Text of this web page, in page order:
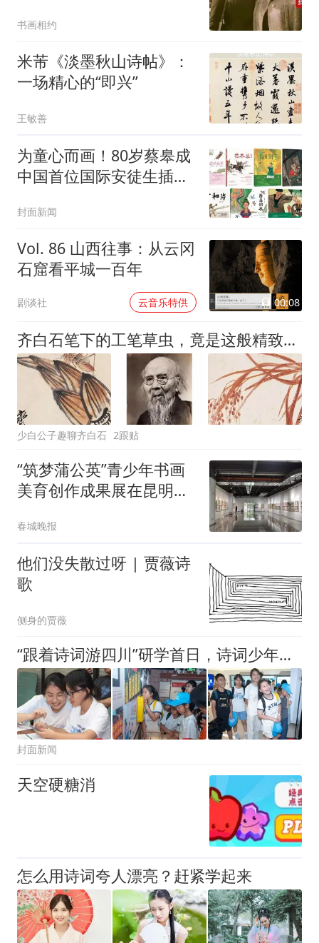
板至极，行书不足观？
书画相约
米芾《淡墨秋山诗帖》：
一场精心的“即兴”
王敏善
为童心而画！80岁蔡皋成
中国首位国际安徒生插画
封面新闻
Vol. 86 山西往事：从云冈
石窟看平城一百年
剧谈社 云音乐特供 00:08
齐白石笔下的工笔草虫，竟是这般精致，没临过的绝不会知道有多牛，齐白石书画院院长齐良芷弟子汤发周发布
少白公子趣聊齐白石 2跟贴
“筑梦蒲公英”青少年书画
美育创作成果展在昆明举
春城晚报
他们没失散过呀 | 贾薇诗
歌
侧身的贾薇
“跟着诗词游四川”研学首日，诗词少年当“小主持”｜图集
封面新闻
天空硬糖消
怎么用诗词夸人漂亮？赶紧学起来